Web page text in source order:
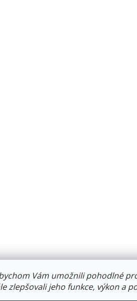
Vám umožnili pohodlné
zlepšovali jeho funkce, výkon a